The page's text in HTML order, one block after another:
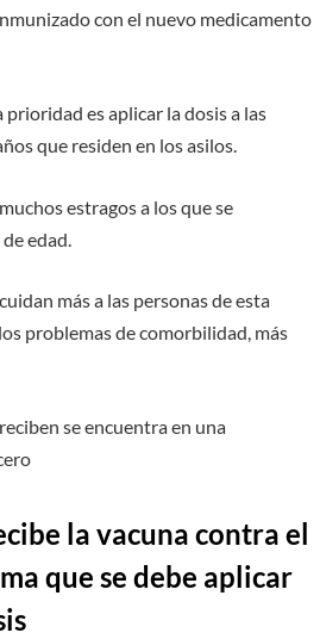
con el nuevo medicamento
es aplicar la dosis a las
que residen en los asilos.
estragos a los que se
edad.
más a las personas de esta
problemas de comorbilidad, más
se encuentra en una
la vacuna contra el
que se debe aplicar